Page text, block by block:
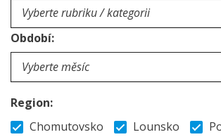
Období:
Region:
Chomutovsko
Lounsko